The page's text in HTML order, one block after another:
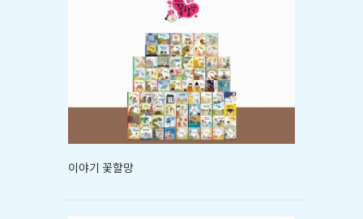
이야기 꽃할망